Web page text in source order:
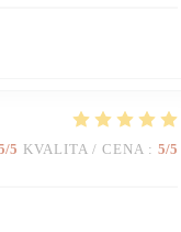
/5 KVALITA / CENA : 5/5